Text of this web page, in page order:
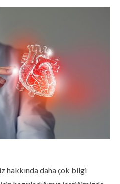
hakkında daha çok bilgi